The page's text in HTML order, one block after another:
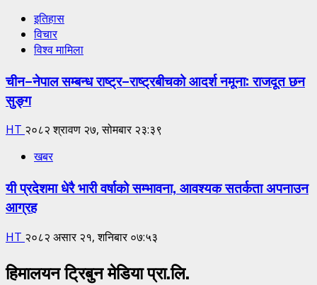
इतिहास
विचार
विश्व मामिला
चीन–नेपाल सम्बन्ध राष्ट्र–राष्ट्रबीचको आदर्श नमूना: राजदूत छन
सुङ्ग
HT २०८२ श्रावण २७, सोमबार २३:३९
खबर
यी प्रदेशमा धेरै भारी वर्षाको सम्भावना, आवश्यक सतर्कता अपनाउन
आग्रह
HT २०८२ असार २१, शनिबार ०७:५३
हिमालयन ट्रिबुन मेडिया प्रा.लि.